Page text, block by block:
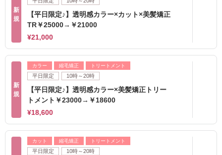
新
規
【平日限定♪】透明感カラー×カット×美髪矯正
TR￥25000→￥21000
¥21,000
新
規
カラー 縮毛矯正 トリートメント
平日限定 10時～20時
【平日限定♪】透明感カラー×美髪矯正トリー
トメント￥23000→￥18600
¥18,600
カット 縮毛矯正 トリートメント
平日限定 10時～20時